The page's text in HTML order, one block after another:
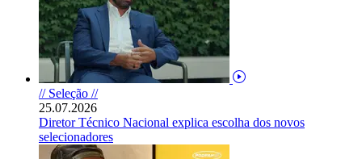
// Seleção //
25.07.2026
Diretor Técnico Nacional explica escolha dos novos
selecionadores